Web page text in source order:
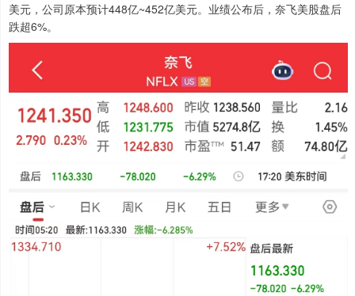
美元，公司原本预计448亿~452亿美元。业绩公布后，奈飞美股盘后
跌超6%。